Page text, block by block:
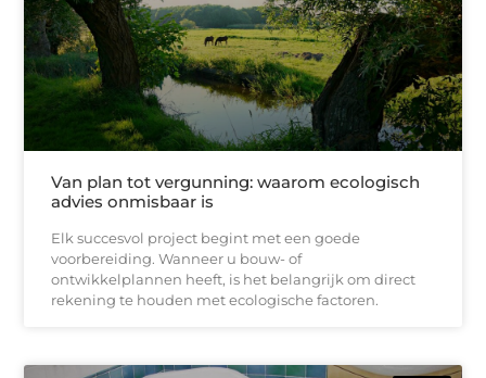
Van plan tot vergunning: waarom ecologisch
advies onmisbaar is
Elk succesvol project begint met een goede
voorbereiding. Wanneer u bouw- of
ontwikkelplannen heeft, is het belangrijk om direct
rekening te houden met ecologische factoren.